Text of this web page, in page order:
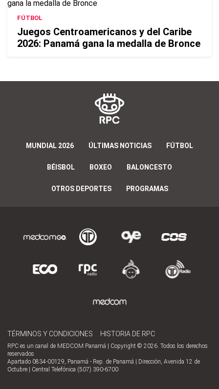
FÚTBOL
Juegos Centroamericanos y del Caribe
2026: Panamá gana la medalla de Bronce
MUNDIAL 2026 ÚLTIMAS NOTICIAS FÚTBOL
BÉISBOL BOXEO BALONCESTO
OTROS DEPORTES PROGRAMAS
TÉRMINOS Y CONDICIONES HISTORIA DE RPC
RPC es un canal de MEDCOM Panamá | Copyright © 2026. Todos los derechos
reservados
Apartado 0834-00129, Panamá - Rep. de Panamá | Dirección, Avenida 12 de
Octubre | Central Telefónica (507) 390-6700